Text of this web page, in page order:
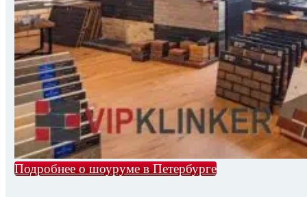
Подробнее о шоуруме в Петербурге